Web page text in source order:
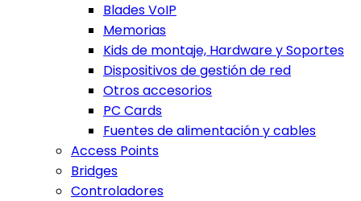
Blades VoIP
Memorias
Kids de montaje, Hardware y Soportes
Dispositivos de gestión de red
Otros accesorios
PC Cards
Fuentes de alimentación y cables
Access Points
Bridges
Controladores